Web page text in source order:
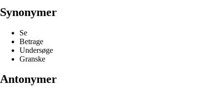
Synonymer
Se
Betrage
Undersøge
Granske
Antonymer